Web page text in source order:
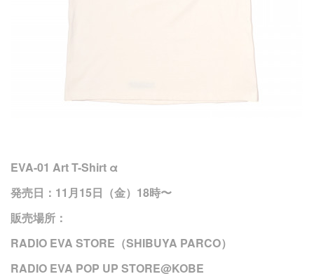
EVA-01 Art T-Shirt α
発売日：11月15日（金）18時〜
販売場所：
RADIO EVA STORE（SHIBUYA PARCO）
RADIO EVA POP UP STORE@KOBE